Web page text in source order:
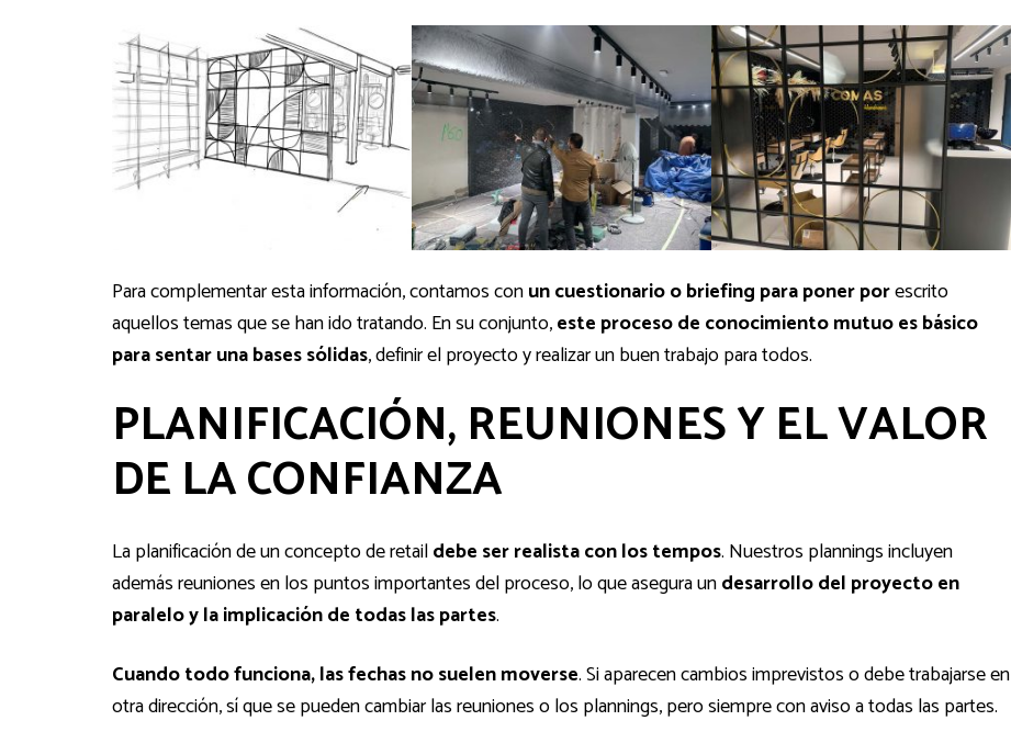
Para complementar esta información, contamos conun cuestionario o briefing para poner porescrito
aquellos temas que se han ido tratando. En su conjunto,este proceso de conocimiento mutuo es básico
para sentar una bases sólidas, definir el proyecto y realizar un buen trabajo para todos.
PLANIFICACIÓN, REUNIONES Y EL VALOR
DE LA CONFIANZA
La planificación de un concepto de retaildebe ser realista con los tempos. Nuestros plannings incluyen
además reuniones en los puntos importantes del proceso, lo que asegura undesarrollo del proyecto en
paralelo y la implicación de todas las partes.
Cuando todo funciona, las fechas no suelen moverse. Si aparecen cambios imprevistos o debe trabajarse en
otra dirección, sí que se pueden cambiar las reuniones o los plannings, pero siempre con aviso a todas las partes.